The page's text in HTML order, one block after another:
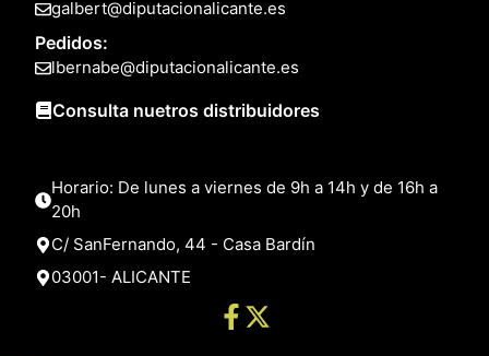
galbert@diputacionalicante.es
Pedidos:
lbernabe@diputacionalicante.es
Consulta nuetros distribuidores
Horario: De lunes a viernes de 9h a 14h y de 16h a
20h
C/ SanFernando, 44 - Casa Bardín
03001- ALICANTE